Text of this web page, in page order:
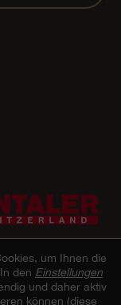
Onlineshop | Cookie –
um Ihnen die
den Einstellungen
und daher aktiv
können (diese